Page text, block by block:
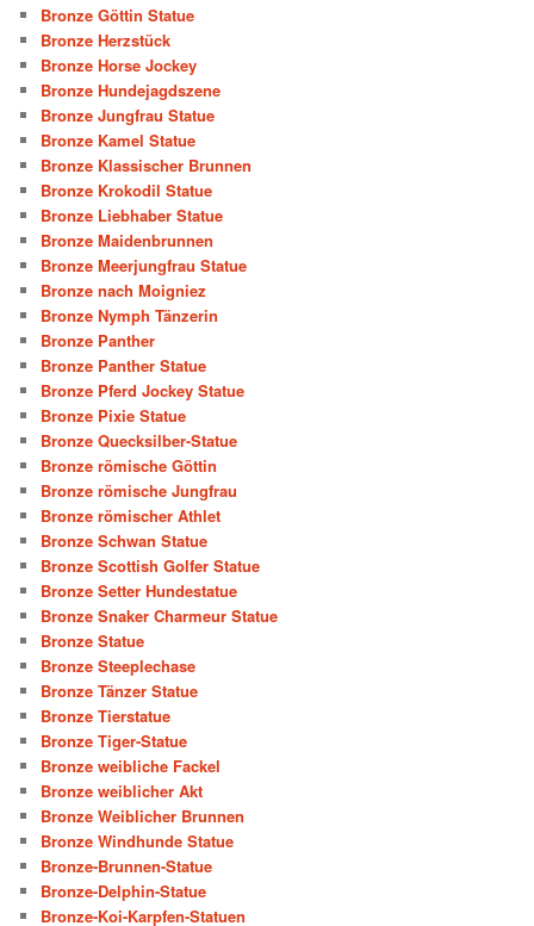
Bronze Göttin Statue
Bronze Herzstück
Bronze Horse Jockey
Bronze Hundejagdszene
Bronze Jungfrau Statue
Bronze Kamel Statue
Bronze Klassischer Brunnen
Bronze Krokodil Statue
Bronze Liebhaber Statue
Bronze Maidenbrunnen
Bronze Meerjungfrau Statue
Bronze nach Moigniez
Bronze Nymph Tänzerin
Bronze Panther
Bronze Panther Statue
Bronze Pferd Jockey Statue
Bronze Pixie Statue
Bronze Quecksilber-Statue
Bronze römische Göttin
Bronze römische Jungfrau
Bronze römischer Athlet
Bronze Schwan Statue
Bronze Scottish Golfer Statue
Bronze Setter Hundestatue
Bronze Snaker Charmeur Statue
Bronze Statue
Bronze Steeplechase
Bronze Tänzer Statue
Bronze Tierstatue
Bronze Tiger-Statue
Bronze weibliche Fackel
Bronze weiblicher Akt
Bronze Weiblicher Brunnen
Bronze Windhunde Statue
Bronze-Brunnen-Statue
Bronze-Delphin-Statue
Bronze-Koi-Karpfen-Statuen